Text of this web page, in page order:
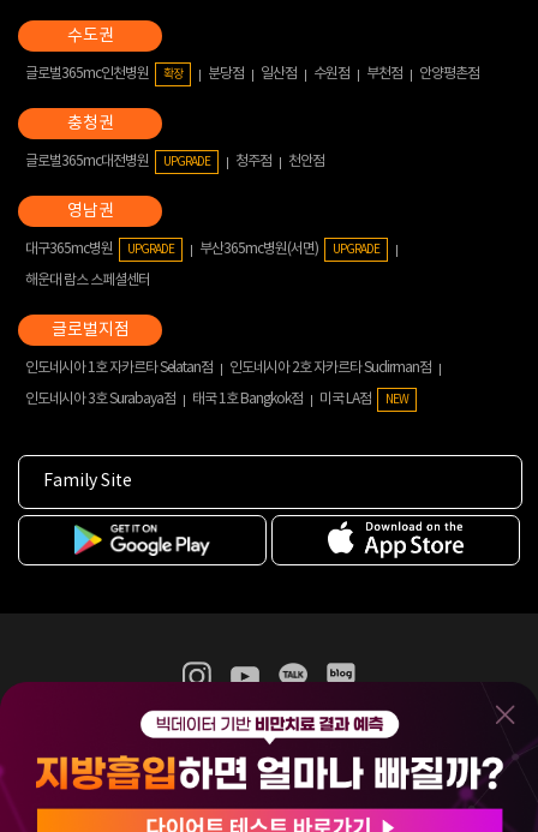
글로벌365mc인천병원 확장 분당점 일산점 수원점 부천점 안양평촌점
글로벌365mc대전병원 UPGRADE 청주점 천안점
대구365mc병원 UPGRADE 부산365mc병원(서면) UPGRADE
해운대 람스 스페셜센터
인도네시아 1호 자카르타 Selatan점
인도네시아 2호 자카르타 Sudirman점
인도네시아 3호 Surabaya점
태국 1호 Bangkok점 미국 LA점 NEW
Family Site
365mc 병·의원 이용약관
홈페이지 이용약관
비급여진료수가
(주)365mcㅣ서울특별시 서초구 서초대로52길 7, 3~4층(서초동, 제일빌딩)
120-87-04354ㅣ김남철